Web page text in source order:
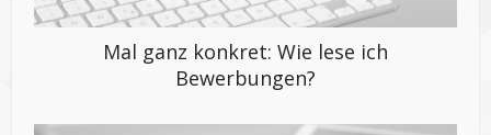
Mal ganz konkret: Wie lese ich
Bewerbungen?